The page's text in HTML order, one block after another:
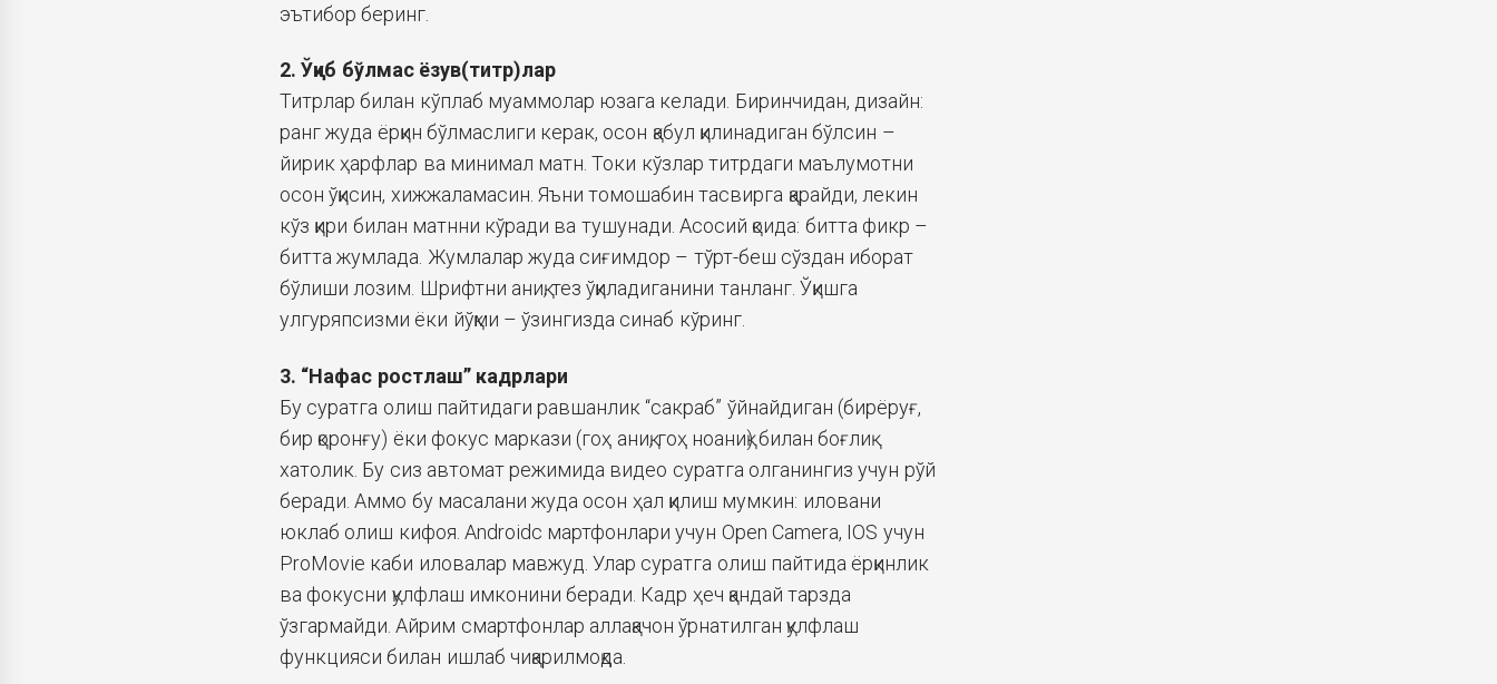
эътибор беринг.
2. Ўқиб бўлмас ёзув(титр)лар
Титрлар билан кўплаб муаммолар юзага келади. Биринчидан, дизайн:
ранг жуда ёрқин бўлмаслиги керак, осон қабул қилинадиган бўлсин –
йирик ҳарфлар ва минимал матн. Токи кўзлар титрдаги маълумотни
осон ўқисин, хижжаламасин. Яъни томошабин тасвирга қарайди, лекин
кўз қири билан матнни кўради ва тушунади. Асосий қоида: битта фикр –
битта жумлада. Жумлалар жуда сиғимдор – тўрт-беш сўздан иборат
бўлиши лозим. Шрифтни аниқ, тез ўқиладиганини танланг. Ўқишга
улгуряпсизми ёки йўқми – ўзингизда синаб кўринг.
3. “Нафас ростлаш” кадрлари
Бу суратга олиш пайтидаги равшанлик “сакраб” ўйнайдиган (бирёруғ,
бир қоронғу) ёки фокус маркази (гоҳ аниқ, гоҳ ноаниқ) билан боғлиқ
хатолик. Бу сиз автомат режимида видео суратга олганингиз учун рўй
беради. Аммо бу масалани жуда осон ҳал қилиш мумкин: иловани
юклаб олиш кифоя. Androidс мартфонлари учун Open Camera, IOS учун
ProMovie каби иловалар мавжуд. Улар суратга олиш пайтида ёрқинлик
ва фокусни қулфлаш имконини беради. Кадр ҳеч қандай тарзда
ўзгармайди. Айрим смартфонлар аллақачон ўрнатилган қулфлаш
функцияси билан ишлаб чиқарилмоқда.